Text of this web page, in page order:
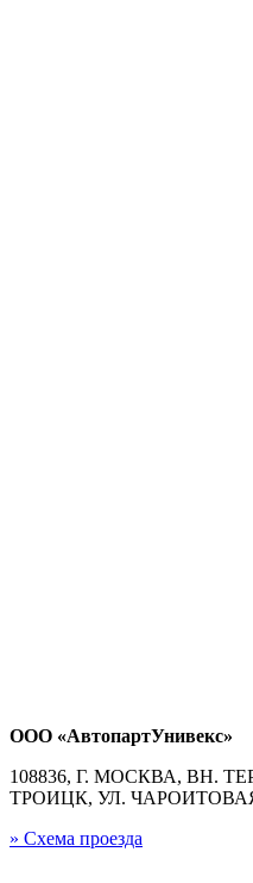
ООО «АвтопартУнивекс»
108836, Г. МОСКВА, ВН.
ТРОИЦК, УЛ.
» Схема проезда